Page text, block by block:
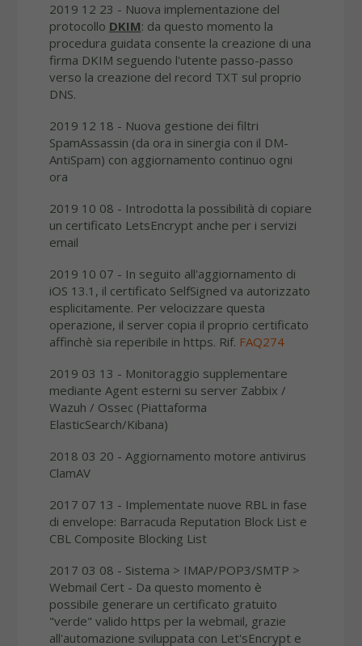
2019 12 23 - Nuova implementazione del
protocollo DKIM: da questo momento la
procedura guidata consente la creazione di una
firma DKIM seguendo l'utente passo-passo
verso la creazione del record TXT sul proprio
DNS.
2019 12 18 - Nuova gestione dei filtri
SpamAssassin (da ora in sinergia con il DM-
AntiSpam) con aggiornamento continuo ogni
ora
2019 10 08 - Introdotta la possibilità di copiare
un certificato LetsEncrypt anche per i servizi
email
2019 10 07 - In seguito all'aggiornamento di
iOS 13.1, il certificato SelfSigned va autorizzato
esplicitamente. Per velocizzare questa
operazione, il server copia il proprio certificato
affinchè sia reperibile in https. Rif. FAQ274
2019 03 13 - Monitoraggio supplementare
mediante Agent esterni su server Zabbix /
Wazuh / Ossec (Piattaforma
ElasticSearch/Kibana)
2018 03 20 - Aggiornamento motore antivirus
ClamAV
2017 07 13 - Implementate nuove RBL in fase
di envelope: Barracuda Reputation Block List e
CBL Composite Blocking List
2017 03 08 - Sistema > IMAP/POP3/SMTP >
Webmail Cert - Da questo momento è
possibile generare un certificato gratuito
"verde" valido https per la webmail, grazie
all'automazione sviluppata con Let'sEncrypt e